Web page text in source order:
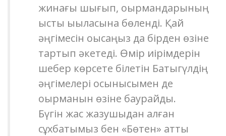
жинағы шығып, оқырмандарының
ыстық ықыласына бөленді. Қай
әңгімесін оқысаңыз да бірден өзіне
тартып әкетеді. Өмір иірімдерін
шебер көрсете білетін Бақтыгүлдің
әңгімелері осынысымен де
оқырманын өзіне баурайды.
Бүгін жас жазушыдан алған
сұхбатымыз бен «Бөтен» атты